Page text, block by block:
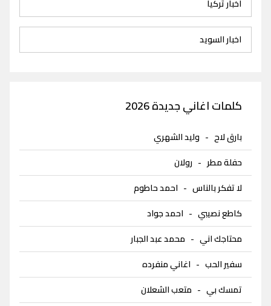
اخبار تركيا
اخبار السويد
كلمات اغاني جديدة 2026
بارق لاح - وليد الشهري
حفلة مطر - رولان
لا تفكر بالناس - احمد حاطوم
كاطع نصيبي - احمد جواد
محتاجك اني - محمد عبد الجبار
سفير الحب - اغاني منفرده
تمسك بي - متعب الشعلان